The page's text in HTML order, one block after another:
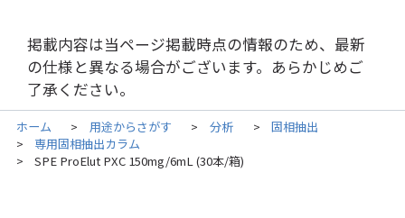
掲載内容は当ページ掲載時点の情報のため、最新
の仕様と異なる場合がございます。あらかじめご
了承ください。
ホーム > 用途からさがす > 分析 > 固相抽出
> 専用固相抽出カラム
> SPE ProElut PXC 150mg/6mL (30本/箱)